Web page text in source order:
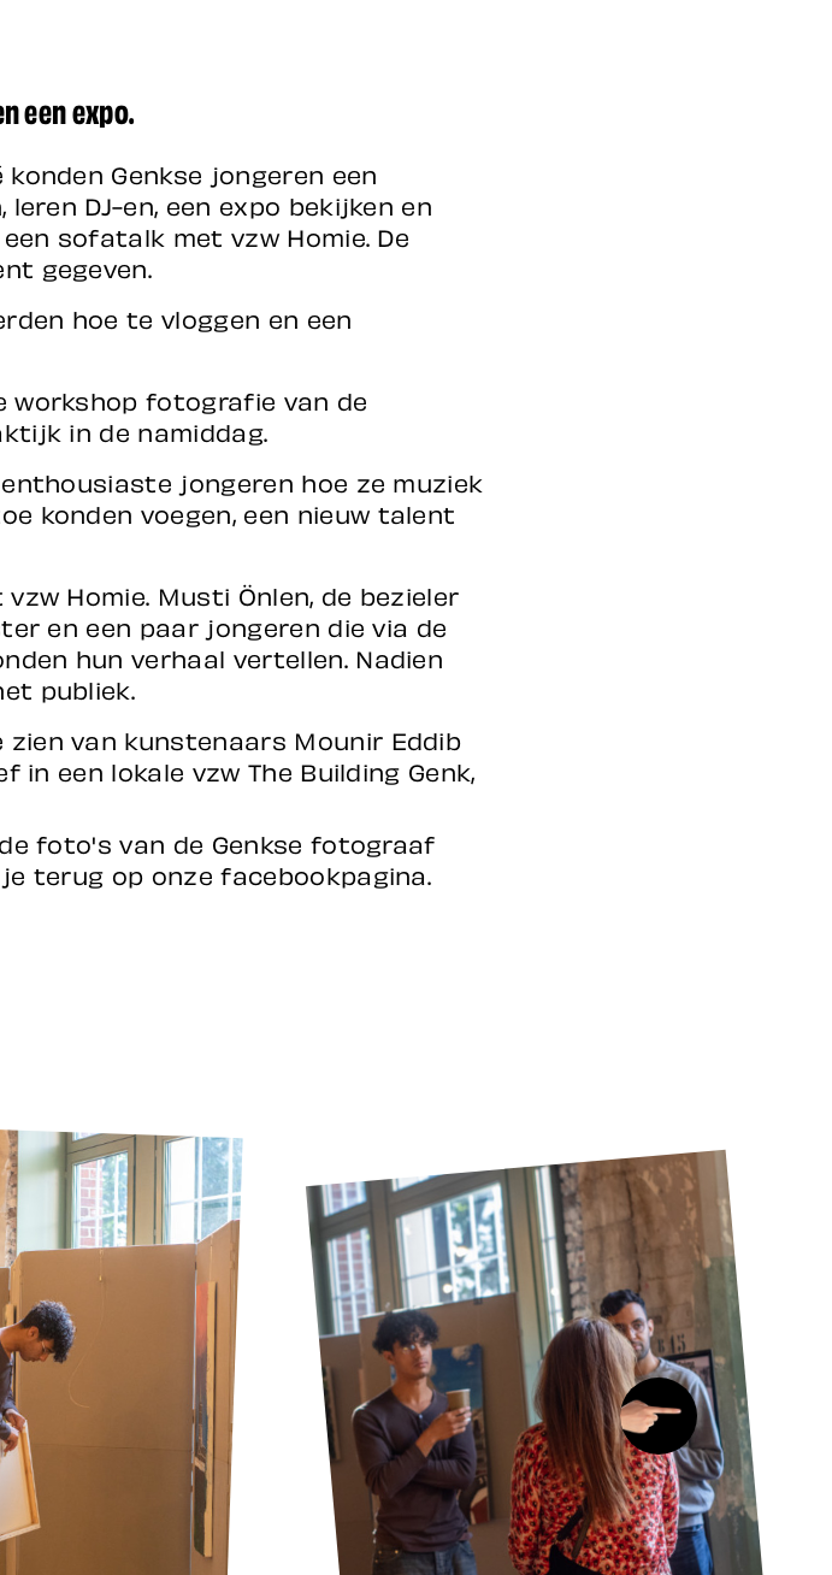
een expo.
Genkse jongeren een
DJ-en, een expo bekijken en
sofatalk met vzw Homie. De
gegeven.
hoe te vloggen en een
workshop fotografie van de
in de namiddag.
jongeren hoe ze muziek
konden voegen, een nieuw talent
Homie. Musti Önlen, de bezieler
en een paar jongeren die via de
hun verhaal vertellen. Nadien
publiek.
van kunstenaars Mounir Eddib
in een lokale vzw The Building Genk,
foto's van de Genkse fotograaf
terug op onze facebookpagina.